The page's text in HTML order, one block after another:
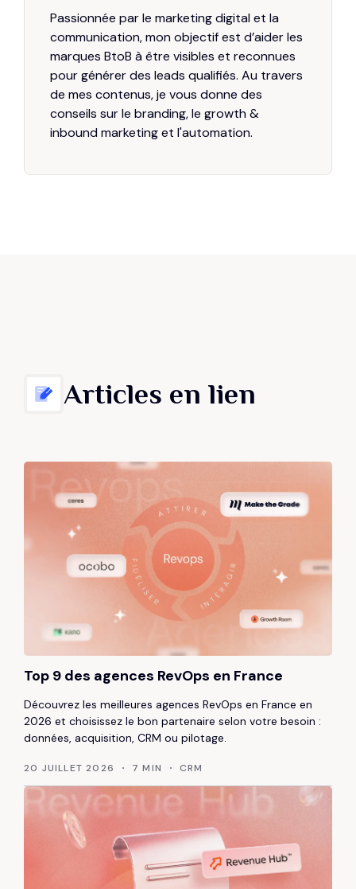
Passionnée par le marketing digital et la
communication, mon objectif est d’aider les
marques BtoB à être visibles et reconnues
pour générer des leads qualifiés. Au travers
de mes contenus, je vous donne des
conseils sur le branding, le growth &
inbound marketing et l'automation.
Articles en lien
Top 9 des agences RevOps en France
Découvrez les meilleures agences RevOps en France en
2026 et choisissez le bon partenaire selon votre besoin :
données, acquisition, CRM ou pilotage.
20 JUILLET 2026 7 MIN CRM